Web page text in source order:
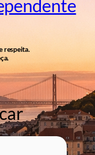
respeita.